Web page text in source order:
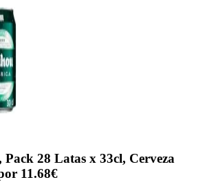
28 Latas x 33cl, Cerveza
11.68€